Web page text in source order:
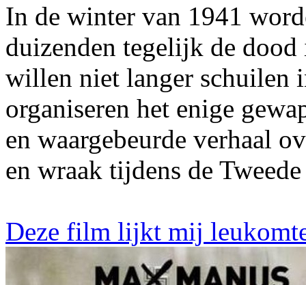
In de winter van 1941
duizenden tegelijk de
willen niet langer schuilen
organiseren het enige
en waargebeurde verhaal
en wraak tijdens de
Deze film lijkt mij